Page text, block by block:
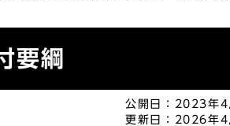
要綱
公開日：
2023年4
更新日：
2026年4